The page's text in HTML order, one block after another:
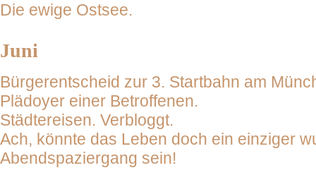
Die ewige Ostsee.
Juni
Bürgerentscheid zur 3. Startbahn am
Plädoyer einer Betroffenen.
Städtereisen. Verbloggt.
Ach, könnte das Leben doch ein einziger
Abendspaziergang sein!